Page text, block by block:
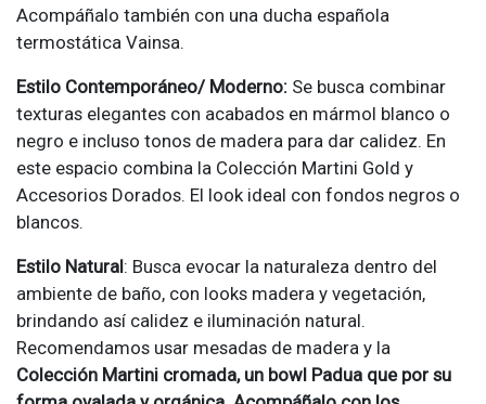
Acompáñalo también con una ducha española
termostática Vainsa.
Estilo Contemporáneo/ Moderno: Se busca combinar
texturas elegantes con acabados en mármol blanco o
negro e incluso tonos de madera para dar calidez. En
este espacio combina la Colección Martini Gold y
Accesorios Dorados. El look ideal con fondos negros o
blancos.
Estilo Natural: Busca evocar la naturaleza dentro del
ambiente de baño, con looks madera y vegetación,
brindando así calidez e iluminación natural.
Recomendamos usar mesadas de madera y la
Colección Martini cromada, un bowl Padua que por su